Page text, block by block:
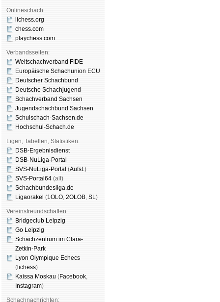
Onlineschach:
lichess.org
chess.com
playchess.com
Verbandsseiten:
Weltschachverband FIDE
Europäische Schachunion ECU
Deutscher Schachbund
Deutsche Schachjugend
Schachverband Sachsen
Jugendschachbund Sachsen
Schulschach-Sachsen.de
Hochschul-Schach.de
Ligen, Tabellen, Statistiken:
DSB-Ergebnisdienst
DSB-NuLiga-Portal
SVS-NuLiga-Portal (Aufst.)
SVS-Portal64 (alt)
Schachbundesliga.de
Ligaorakel (1OLO, 2OLOB, SL)
Vereinsfreundschaften:
Bridgeclub Leipzig
Go Leipzig
Schachzentrum im Clara-
Zetkin-Park
Lyon Olympique Echecs
( lichess)
Kaissa Moskau (Face­book,
Insta­gram)
Schachnachrichten: